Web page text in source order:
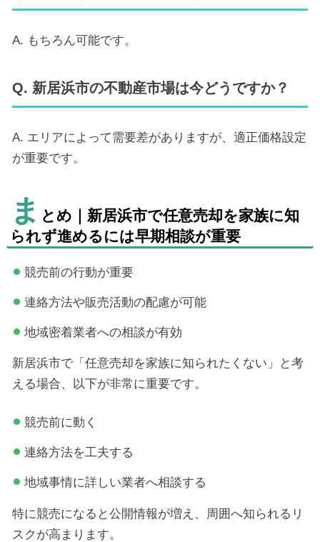
A. もちろん可能です。
Q. 新居浜市の不動産市場は今どうですか？
A. エリアによって需要差がありますが、適正価格設定
が重要です。
ま とめ｜新居浜市で任意売却を家族に知
られず進めるには早期相談が重要
競売前の行動が重要
連絡方法や販売活動の配慮が可能
地域密着業者への相談が有効
新居浜市で「任意売却を家族に知られたくない」と考
える場合、以下が非常に重要です。
競売前に動く
連絡方法を工夫する
地域事情に詳しい業者へ相談する
特に競売になると公開情報が増え、周囲へ知られるリ
スクが高まります。